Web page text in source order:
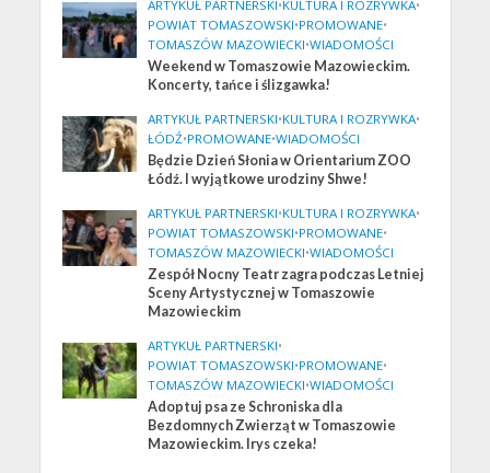
ARTYKUŁ PARTNERSKI•KULTURA I ROZRYWKA•
POWIAT TOMASZOWSKI•PROMOWANE•
TOMASZÓW MAZOWIECKI•WIADOMOŚCI
Weekend w Tomaszowie Mazowieckim.
Koncerty, tańce i ślizgawka!
ARTYKUŁ PARTNERSKI•KULTURA I ROZRYWKA•
ŁÓDŹ•PROMOWANE•WIADOMOŚCI
Będzie Dzień Słonia w Orientarium ZOO
Łódź. I wyjątkowe urodziny Shwe!
ARTYKUŁ PARTNERSKI•KULTURA I ROZRYWKA•
POWIAT TOMASZOWSKI•PROMOWANE•
TOMASZÓW MAZOWIECKI•WIADOMOŚCI
Zespół Nocny Teatr zagra podczas Letniej
Sceny Artystycznej w Tomaszowie
Mazowieckim
ARTYKUŁ PARTNERSKI•
POWIAT TOMASZOWSKI•PROMOWANE•
TOMASZÓW MAZOWIECKI•WIADOMOŚCI
Adoptuj psa ze Schroniska dla
Bezdomnych Zwierząt w Tomaszowie
Mazowieckim. Irys czeka!